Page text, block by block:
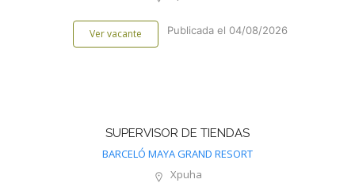
Ver vacante Publicada el 04/08/2026
SUPERVISOR DE TIENDAS
BARCELÓ MAYA GRAND RESORT
Xpuha